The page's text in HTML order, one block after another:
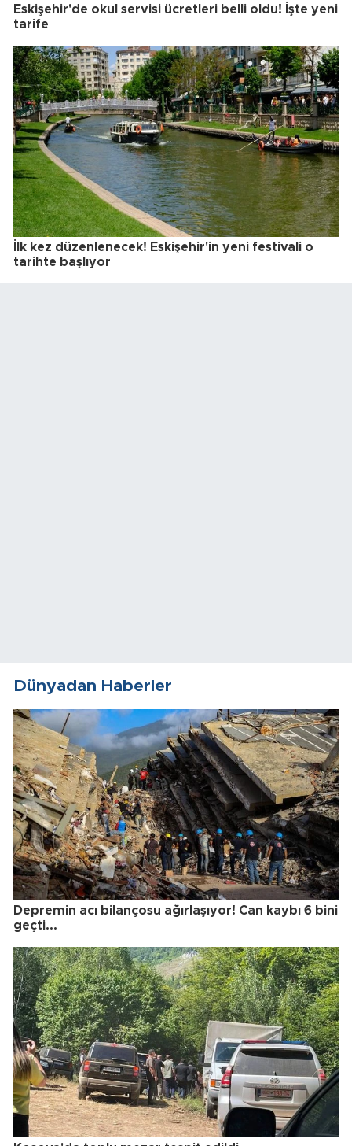
Eskişehir'de okul servisi ücretleri belli oldu! İşte yeni
tarife
İlk kez düzenlenecek! Eskişehir'in yeni festivali o
tarihte başlıyor
Dünyadan Haberler
Depremin acı bilançosu ağırlaşıyor! Can kaybı 6 bini
geçti...